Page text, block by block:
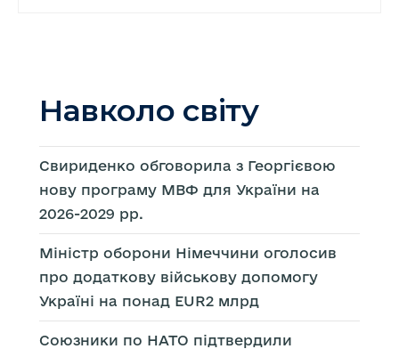
Навколо світу
Свириденко обговорила з Георгієвою
нову програму МВФ для України на
2026-2029 рр.
Міністр оборони Німеччини оголосив
про додаткову військову допомогу
Україні на понад EUR2 млрд
Союзники по НАТО підтвердили